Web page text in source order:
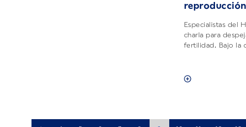
Especialistas del
charla para
fertilidad. Bajo la